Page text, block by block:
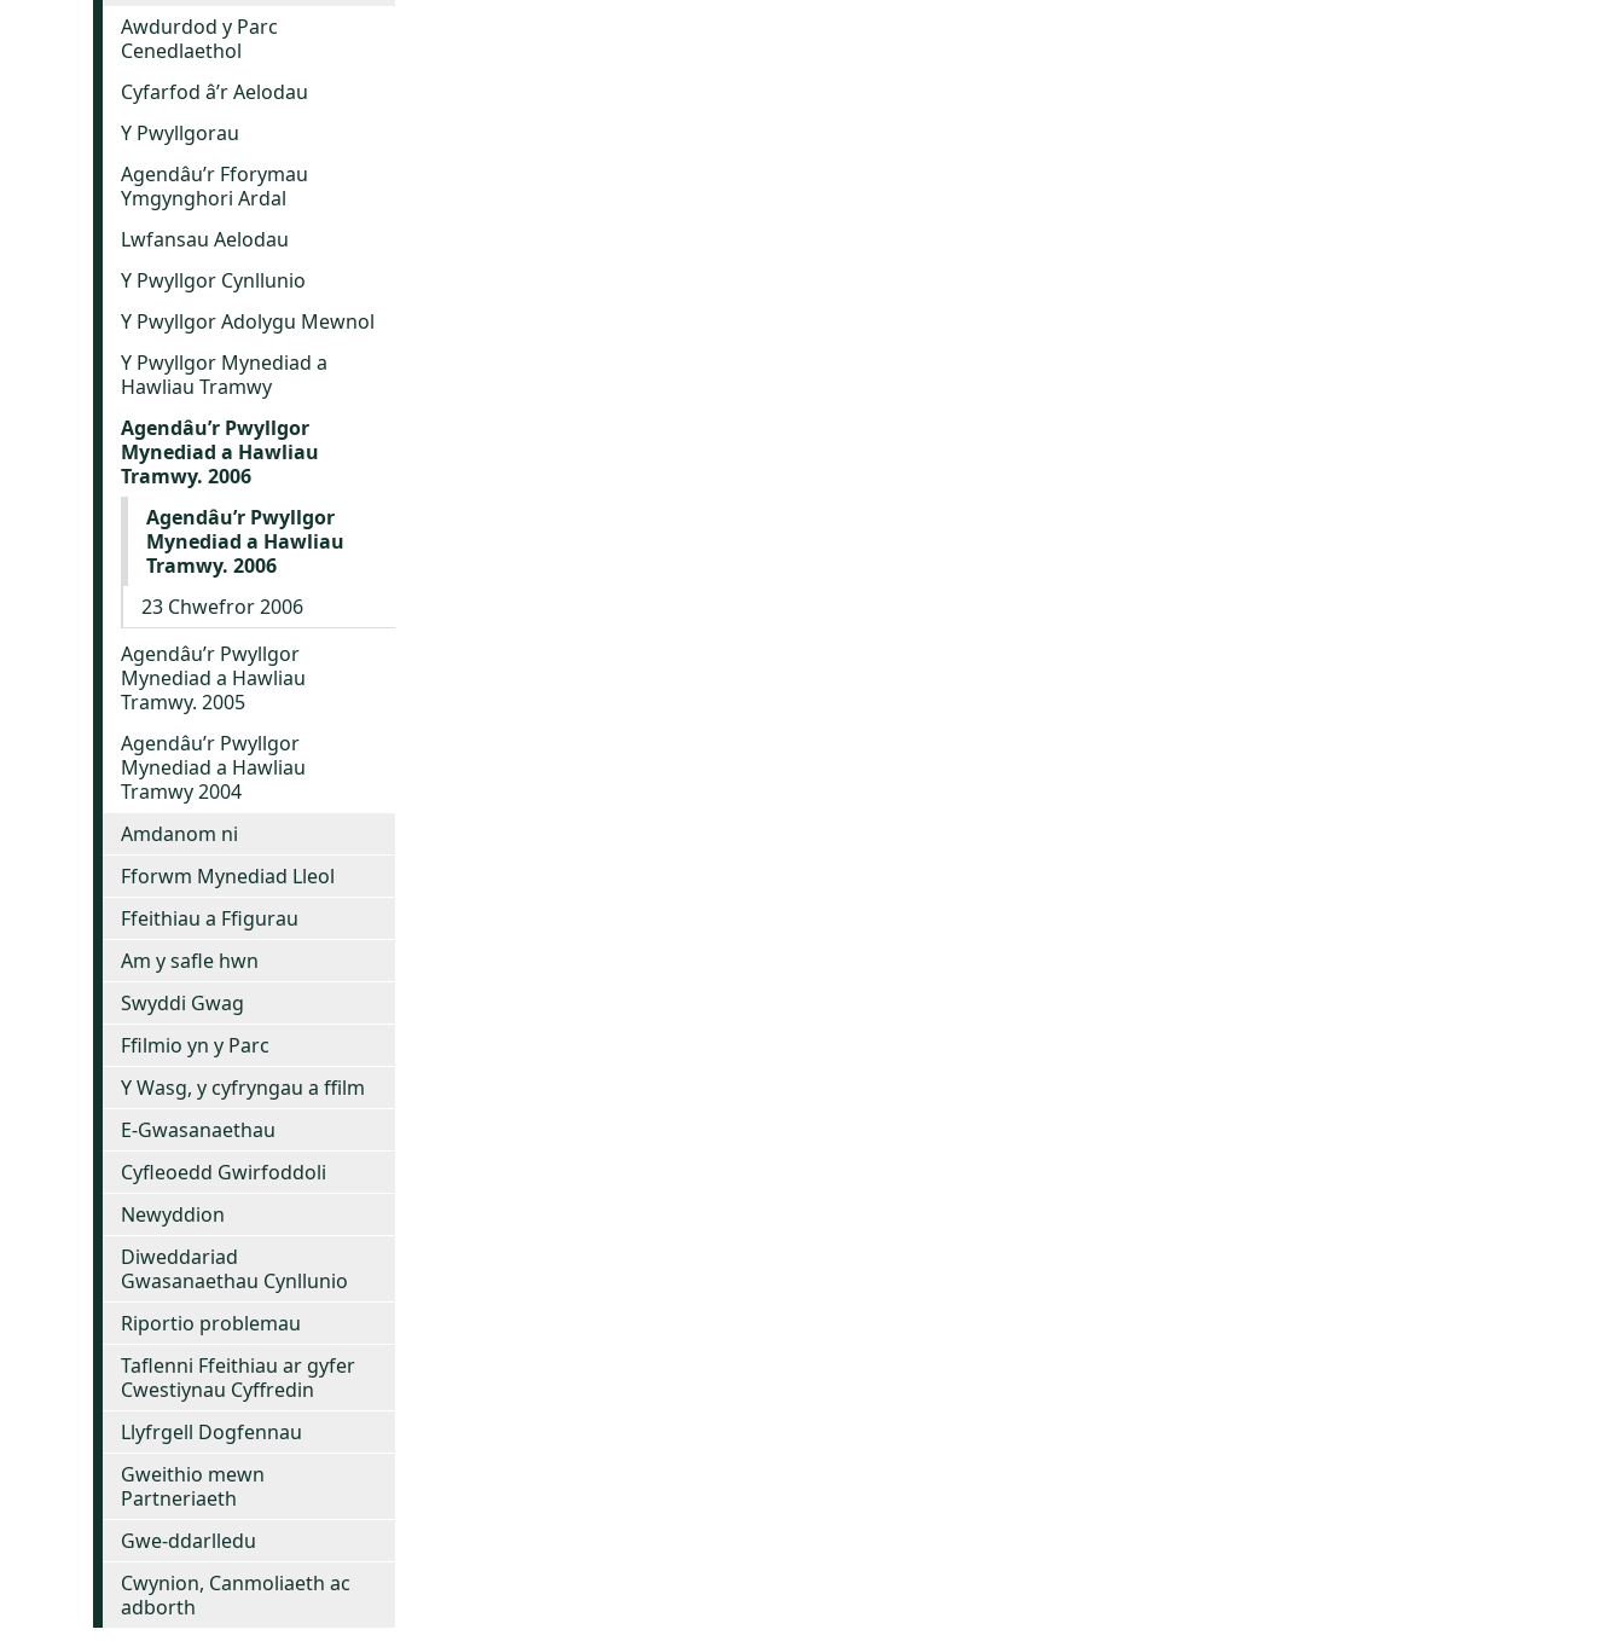
Awdurdod y Parc
Cenedlaethol
Cyfarfod â’r Aelodau
Y Pwyllgorau
Agendâu’r Fforymau
Ymgynghori Ardal
Lwfansau Aelodau
Y Pwyllgor Cynllunio
Y Pwyllgor Adolygu Mewnol
Y Pwyllgor Mynediad a
Hawliau Tramwy
Agendâu’r Pwyllgor
Mynediad a Hawliau
Tramwy. 2006
Agendâu’r Pwyllgor
Mynediad a Hawliau
Tramwy. 2006
23 Chwefror 2006
Agendâu’r Pwyllgor
Mynediad a Hawliau
Tramwy. 2005
Agendâu’r Pwyllgor
Mynediad a Hawliau
Tramwy 2004
Amdanom ni
Fforwm Mynediad Lleol
Ffeithiau a Ffigurau
Am y safle hwn
Swyddi Gwag
Ffilmio yn y Parc
Y Wasg, y cyfryngau a ffilm
E-Gwasanaethau
Cyfleoedd Gwirfoddoli
Newyddion
Diweddariad
Gwasanaethau Cynllunio
Riportio problemau
Taflenni Ffeithiau ar gyfer
Cwestiynau Cyffredin
Llyfrgell Dogfennau
Gweithio mewn
Partneriaeth
Gwe-ddarlledu
Cwynion, Canmoliaeth ac
adborth